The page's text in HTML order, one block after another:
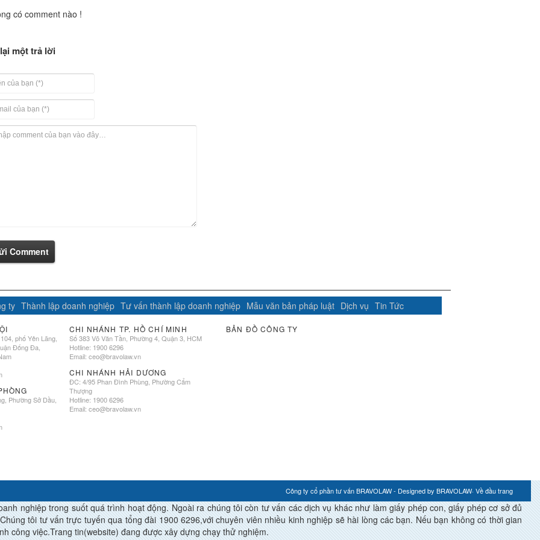
có comment nào !
một trả lời
Comment
ty Thành lập doanh nghiệp Tư vấn thành lập doanh nghiệp Mẫu văn bản pháp luật Dịch vụ Tin Tức
phố Yên Lãng,
Đống Đa,
Phường Sở Dầu,
CHI NHÁNH TP. HỒ CHÍ MINH
Số 383 Võ Văn Tần, Phường 4, Quận 3, HCM
Hotline: 1900 6296
Email: ceo@bravolaw.vn
CHI NHÁNH HẢI DƯƠNG
ĐC: 4/95 Phan Đình Phùng, Phường Cẩm
Thượng
Hotline: 1900 6296
Email: ceo@bravolaw.vn
BẢN ĐỒ CÔNG TY
Công ty cổ phần tư vấn BRAVOLAW - Designed by BRAVOLAW· Về đầu trang
nghiệp trong suốt quá trình hoạt động. Ngoài ra chúng tôi còn tư vấn các dịch vụ khác như làm giấy phép con, giấy phép cơ sở đủ
tôi tư vấn trực tuyến qua tổng đài 1900 6296,với chuyên viên nhiều kinh nghiệp sẽ hài lòng các bạn. Nếu bạn không có thời gian
công việc.Trang tin(website) đang được xây dựng chạy thử nghiệm.